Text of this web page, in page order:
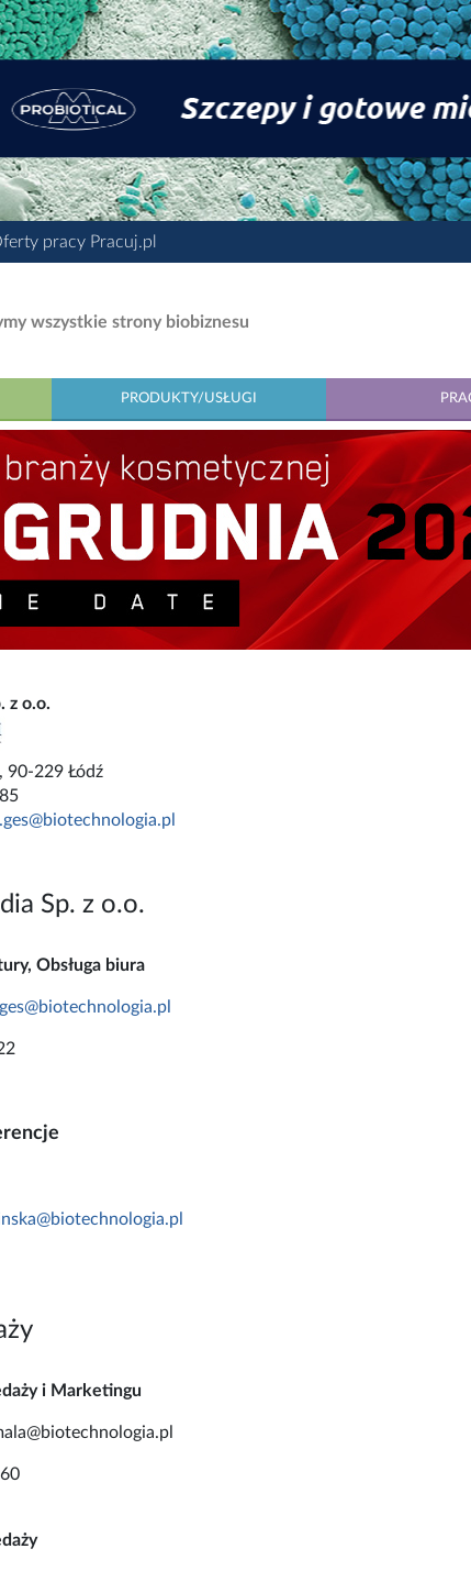
pracy Pracuj.pl
wszystkie strony biobiznesu
PRODUKTY/USŁUGI
z o.o.
90-229 Łódź
Sp. z o.o.
Obsługa biura
@biotechnologia.pl
i Marketingu